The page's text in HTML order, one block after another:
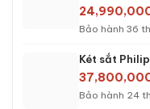
Bảo hành 36
Két sắt
Bảo hành 24